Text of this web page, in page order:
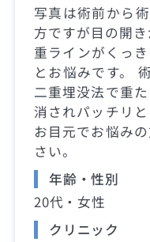
写真は術前から
方ですが目の開
重ラインがくっ
とお悩みです。
二重埋没法で重
消されパッチリ
お目元でお悩み
さい。
年齢・性別
20代・女性
クリニック